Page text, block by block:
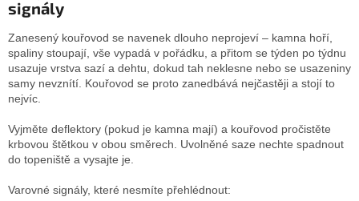
signály
Zanesený kouřovod se navenek dlouho neprojeví – kamna hoří,
spaliny stoupají, vše vypadá v pořádku, a přitom se týden po týdnu
usazuje vrstva sazí a dehtu, dokud tah neklesne nebo se usazeniny
samy nevznítí. Kouřovod se proto zanedbává nejčastěji a stojí to
nejvíc.
Vyjměte deflektory (pokud je kamna mají) a kouřovod pročistěte
krbovou štětkou v obou směrech. Uvolněné saze nechte spadnout
do topeniště a vysajte je.
Varovné signály, které nesmíte přehlédnout: